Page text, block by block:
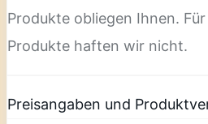
Produkte obliegen Ihnen.
Produkte haften wir nicht.
Preisangaben und